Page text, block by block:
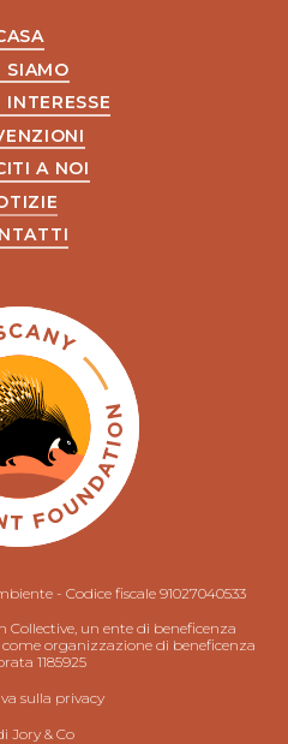
SIAMO
INTERESSE
A NOI
- Codice fiscale 91027040533
un ente di beneficenza
organizzazione di beneficenza
1185925
sulla privacy
Jory & Co